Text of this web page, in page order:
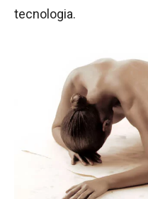
tecnologia.